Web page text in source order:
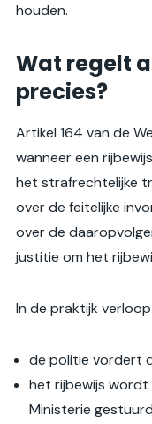
houden.
Wat regelt
precies?
Artikel 164 van de
wanneer een
het strafrechtelijke
over de feitelijke
over de
justitie om het
In de praktijk
de politie vordert
het rijbewijs
Ministerie